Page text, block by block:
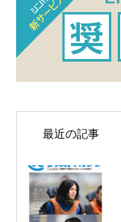
最近の記事